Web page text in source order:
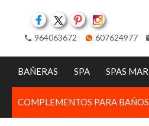
Facebook
TwitterPinterestInstagram
phone 964063672 607624977
BAÑERAS SPA SPAS
COMPLEMENTOS PARA BAÑOS